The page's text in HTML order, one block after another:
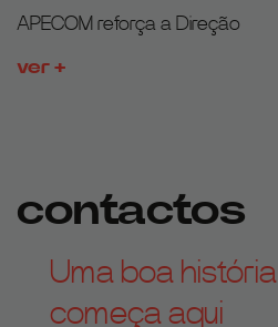
APECOM reforça a Direção
ver +
contactos
Uma boa história
começa aqui